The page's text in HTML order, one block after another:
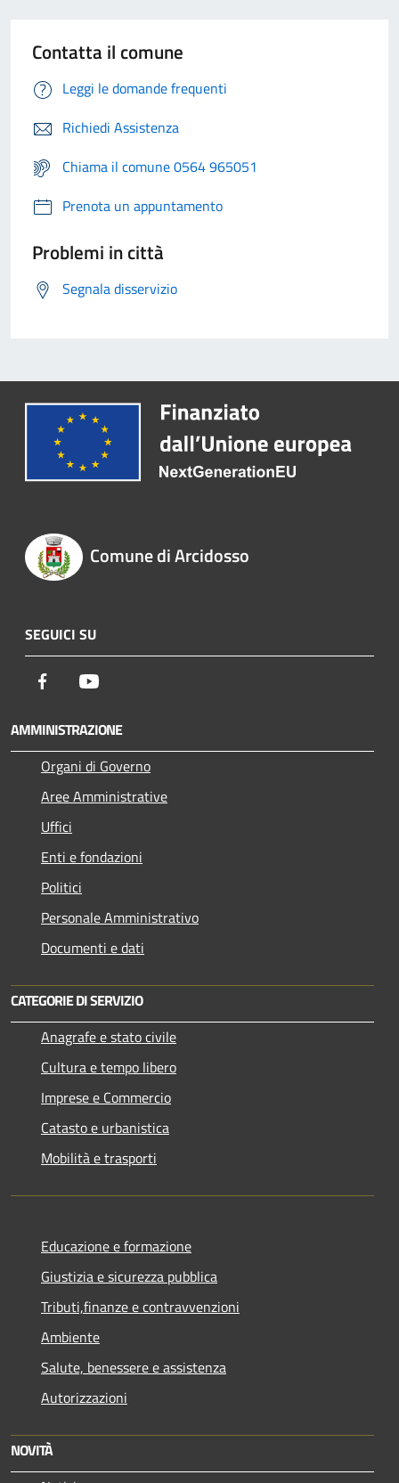
Contatta il comune
Leggi le domande frequenti
Richiedi Assistenza
Chiama il comune 0564 965051
Prenota un appuntamento
Problemi in città
Segnala disservizio
Comune di Arcidosso
SEGUICI SU
Facebook
AMMINISTRAZIONE
Organi di Governo
Aree Amministrative
Uffici
Enti e fondazioni
Politici
Personale Amministrativo
Documenti e dati
CATEGORIE DI SERVIZIO
Anagrafe e stato civile
Cultura e tempo libero
Imprese e Commercio
Catasto e urbanistica
Mobilità e trasporti
Educazione e formazione
Giustizia e sicurezza pubblica
Tributi,finanze e contravvenzioni
Ambiente
Salute, benessere e assistenza
Autorizzazioni
NOVITÀ